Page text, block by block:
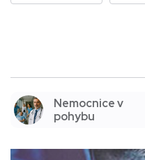
Nemocnice v
pohybu